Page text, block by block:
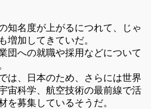
知名度が上がるにつれて、じゃ
増加してきていだ。
団への就職や採用などについて
は、日本のため、さらには世界
宙科学、航空技術の最前線で活
を募集しているそうだ。